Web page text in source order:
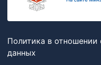
Политика в отношении
данных